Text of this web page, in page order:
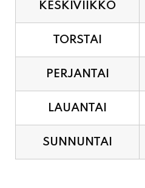
PERJANTAI
LAUANTAI
SUNNUNTAI